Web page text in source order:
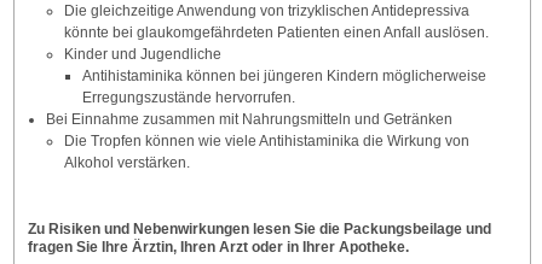
Die gleichzeitige Anwendung von trizyklischen Antidepressiva
könnte bei glaukomgefährdeten Patienten einen Anfall auslösen.
Kinder und Jugendliche
Antihistaminika können bei jüngeren Kindern möglicherweise
Erregungszustände hervorrufen.
Bei Einnahme zusammen mit Nahrungsmitteln und Getränken
Die Tropfen können wie viele Antihistaminika die Wirkung von
Alkohol verstärken.
Zu Risiken und Nebenwirkungen lesen Sie die Packungsbeilage und
fragen Sie Ihre Ärztin, Ihren Arzt oder in Ihrer Apotheke.